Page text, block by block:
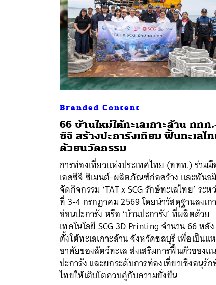
Branded Content
66 บ้านใหม่ใต้ทะเลเกาะล้าน ททท
ซีจี สร้างปะการังเทียม ฟื้นทะเลไ
ด้วยนวัตกรรม
การท่องเที่ยวแห่งประเทศไทย (ททท.) ร่วม
เอสซีจี ซิเมนต์-ผลิตภัณฑ์ก่อสร้าง และพันธ
จัดกิจกรรม ‘TAT x SCG รักษ์ทะเลไทย’ ระห
ที่ 3-4 กรกฎาคม 2569 โดยนำวัสดุฐานลงเก
อ่อนปะการัง หรือ ‘บ้านปะการัง’ ที่ผลิตด้วย
เทคโนโลยี SCG 3D Printing จำนวน 66 หลั
ตั้งใต้ทะเลเกาะล้าน จังหวัดชลบุรี เพื่อเป็นแ
อาศัยของสัตว์ทะเล ส่งเสริมการฟื้นตัวของแ
ปะการัง และยกระดับการท่องเที่ยวเชิงอนุรั
ไทยให้เติบโตควบคู่กับความยั่งยืน